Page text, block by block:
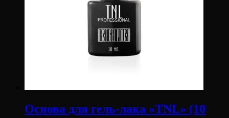
Основа для гель-лака «TNL» (10